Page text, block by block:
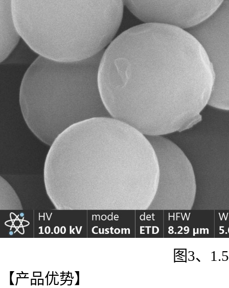
图3、
【产品优势】